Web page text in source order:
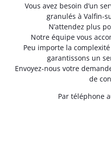
Vous avez besoin d’un
granulés à Valfin-
N’attendez plus
Notre équipe vous
Peu importe la
garantissons un
Envoyez-nous votre
de
Par téléphone